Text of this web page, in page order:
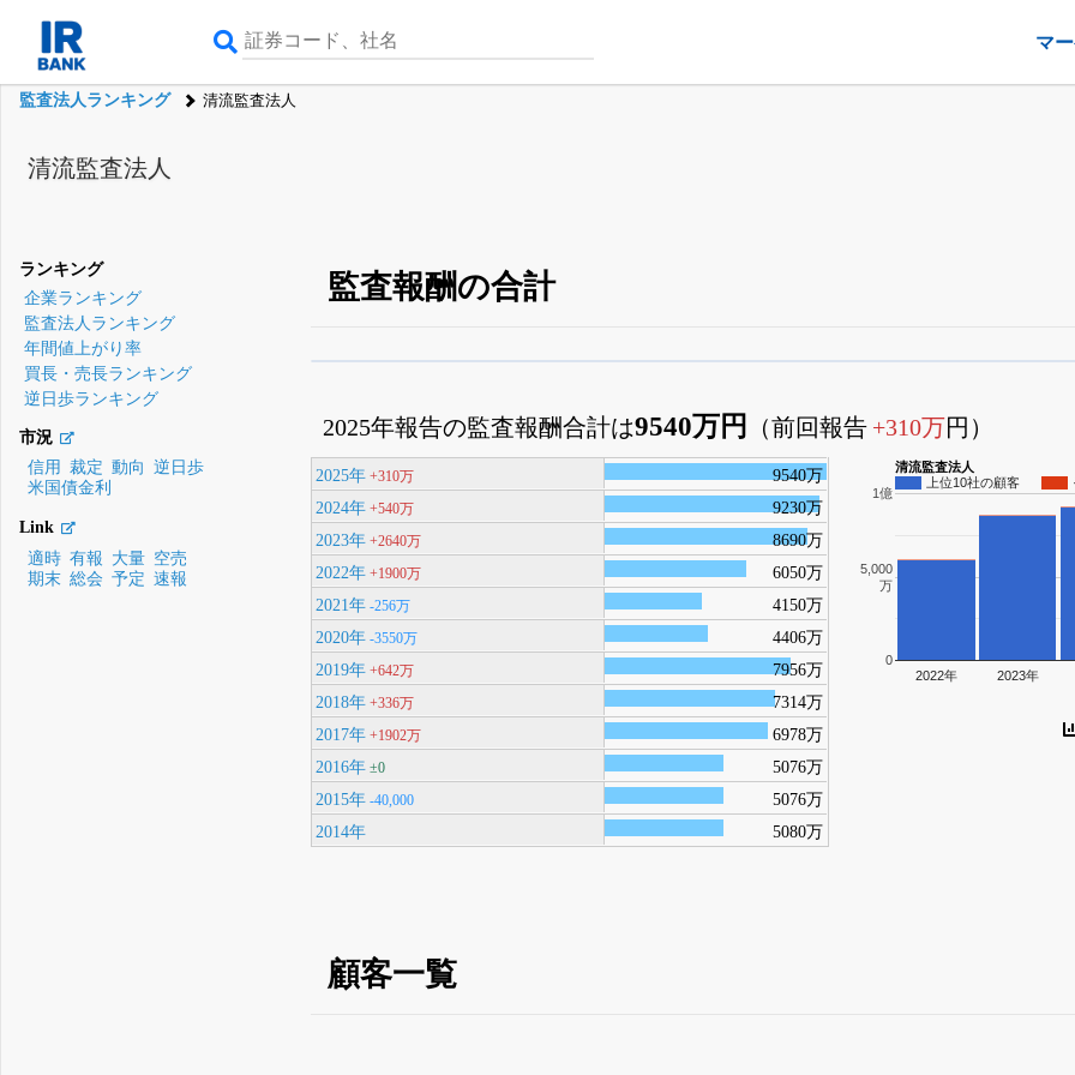
マ
監査法人ランキング 清流監査法人
清流監査法人
ランキング
企業ランキング
監査法人ランキング
年間値上がり率
買長・売長ランキング
逆日歩ランキング
市況
信用
裁定 動向
逆日歩
米国債金利
Link
適時 有報 大量 空売
期末 総会 予定 速報
監査報酬の合計
無料でβ版をはじめる
登録すると永久30%OFFと米株版の先行利用も付きます
2025年報告の監査報酬合計は9540万円 （前回報告 +310万円）
2025年 +310万
9540万
2024年 +540万
9230万
2023年 +2640万
8690万
2022年 +1900万
6050万
2021年 -256万
4150万
2020年 -3550万
4406万
2019年 +642万
7956万
2018年 +336万
7314万
2017年 +1902万
6978万
2016年 ±0
5076万
2015年 -40,000
5076万
2014年
5080万
清流監査法人
上位10社の顧客
2022年 2023年
0
5,000
万
1億
顧客一覧